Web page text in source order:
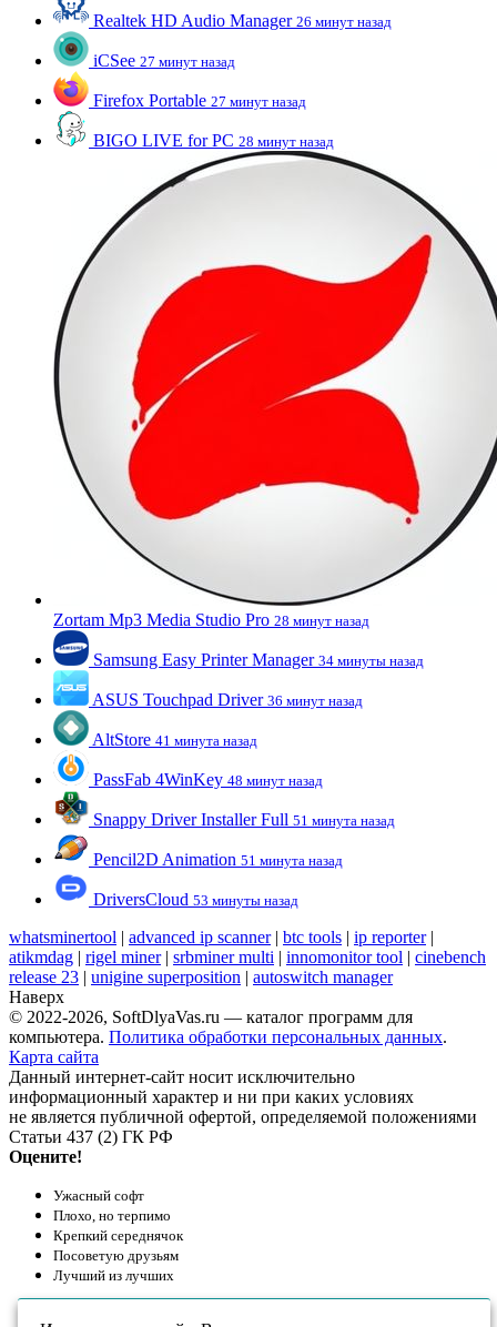
Realtek HD Audio Manager 26 минут назад
iCSee 27 минут назад
Firefox Portable 27 минут назад
BIGO LIVE for PC 28 минут назад
Zortam Mp3 Media Studio Pro 28 минут назад
Samsung Easy Printer Manager 34 минуты назад
ASUS Touchpad Driver 36 минут назад
AltStore 41 минута назад
PassFab 4WinKey 48 минут назад
Snappy Driver Installer Full 51 минута назад
Pencil2D Animation 51 минута назад
DriversCloud 53 минуты назад
whatsminertool | advanced ip scanner| btc tools | ip reporter|
atikmdag | rigel miner| srbminer multi | innomonitor tool | cinebench
release 23 | unigine superposition | autoswitch manager
Наверх
© 2022-2026, SoftDlyaVas.ru — каталог программ для
компьютера. Политика обработки персональных данных.
Карта сайта
Данный интернет-сайт носит исключительно
информационный характер и ни при каких условиях
не является публичной офертой, определяемой положениями
Статьи 437 (2) ГК РФ
Оцените!
Ужасный софт
Плохо, но терпимо
Крепкий середнячок
Посоветую друзьям
Лучший из лучших